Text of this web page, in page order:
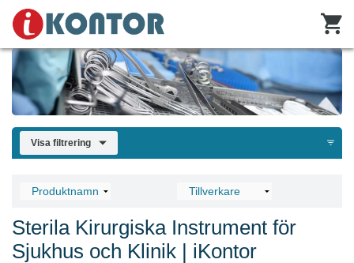
Visa filtrering
Sterila Kirurgiska Instrument för
Sjukhus och Klinik | iKontor